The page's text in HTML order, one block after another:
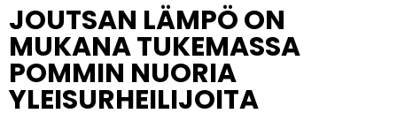
JOUTSAN LÄMPÖ ON
MUKANA TUKEMASSA
POMMIN NUORIA
YLEISURHEILIJOITA